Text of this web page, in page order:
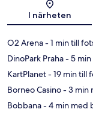
I närheten
O2 Arena- 1 min till
DinoPark Praha- 5
KartPlanet- 19 min till
Borneo Casino- 3 min
Bobbana- 4 min med